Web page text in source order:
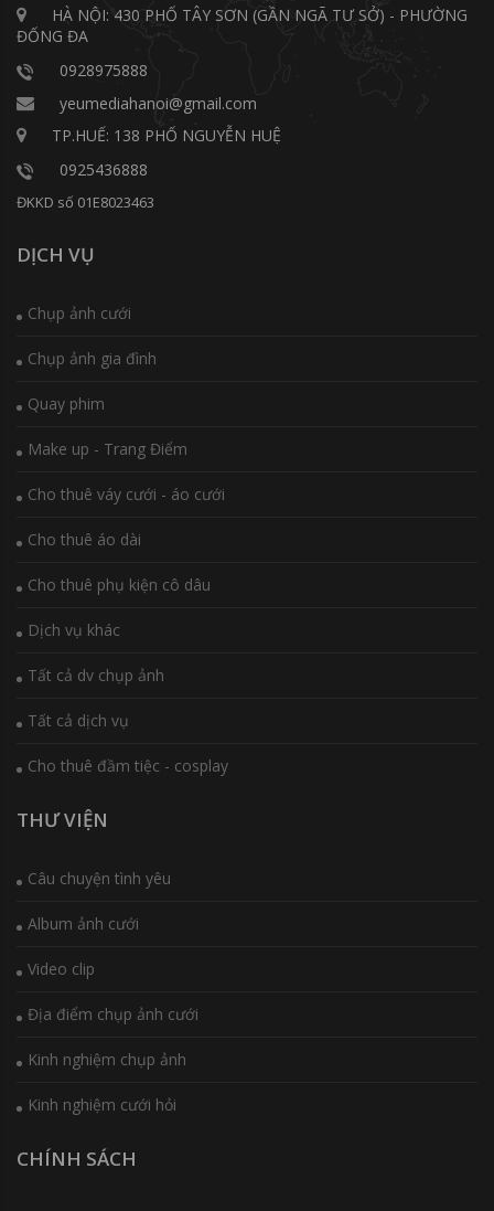
HÀ NỘI: 430 PHỐ TÂY SƠN (GẦN NGÃ TƯ SỞ) - PHƯỜNG
ĐỐNG ĐA
0928975888
yeumediahanoi@gmail.com
TP.HUẾ: 138 PHỐ NGUYỄN HUỆ
0925436888
ĐKKD số 01E8023463
DỊCH VỤ
Chụp ảnh cưới
Chụp ảnh gia đình
Quay phim
Make up - Trang Điểm
Cho thuê váy cưới - áo cưới
Cho thuê áo dài
Cho thuê phụ kiện cô dâu
Dịch vụ khác
Tất cả dv chụp ảnh
Tất cả dịch vụ
Cho thuê đầm tiệc - cosplay
THƯ VIỆN
Câu chuyện tình yêu
Album ảnh cưới
Video clip
Địa điểm chụp ảnh cưới
Kinh nghiệm chụp ảnh
Kinh nghiệm cưới hỏi
CHÍNH SÁCH